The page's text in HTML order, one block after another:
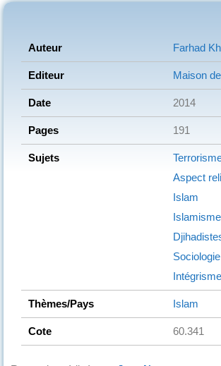
Auteur Farhad
Editeur Maison
Date 2014
Pages 191
Sujets
Aspect
Islam
Islamisme
Sociologie
Thèmes/Pays Islam
Cote 60.341